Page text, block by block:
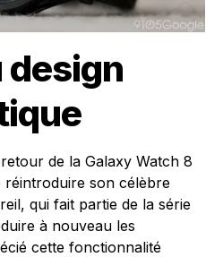
design
de la Galaxy Watch 8
réintroduire son célèbre
qui fait partie de la série
à nouveau les
cette fonctionnalité